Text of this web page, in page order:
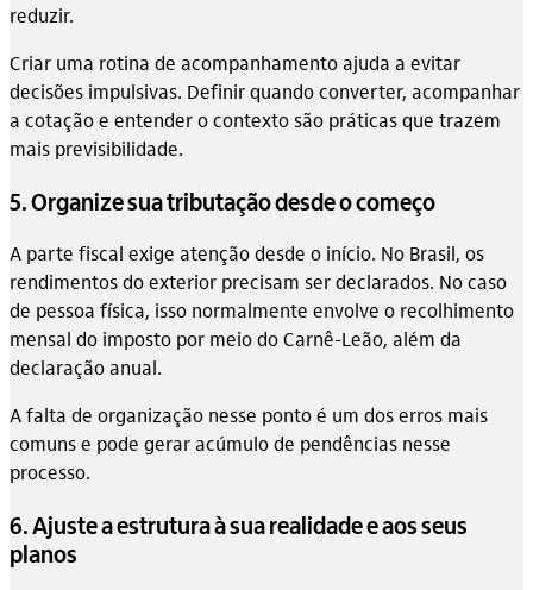
reduzir.
Criar uma rotina de acompanhamento ajuda a evitar
decisões impulsivas. Definir quando converter, acompanhar
a cotação e entender o contexto são práticas que trazem
mais previsibilidade.
5. Organize sua tributação desde o começo
A parte fiscal exige atenção desde o início. No Brasil, os
rendimentos do exterior precisam ser declarados. No caso
de pessoa física, isso normalmente envolve o recolhimento
mensal do imposto por meio do Carnê-Leão, além da
declaração anual.
A falta de organização nesse ponto é um dos erros mais
comuns e pode gerar acúmulo de pendências nesse
processo.
6. Ajuste a estrutura à sua realidade e aos seus
planos